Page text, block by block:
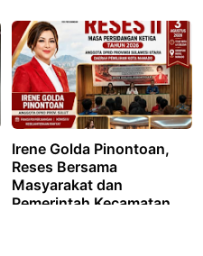
Irene Golda Pinontoan,
Reses Bersama
Masyarakat dan
Pemerintah Kecamatan